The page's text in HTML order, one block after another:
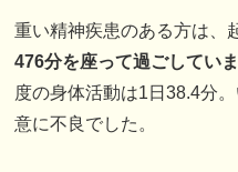
重い精神疾患のある方は、
476分を座って過ごしてい
度の身体活動は1日38.4分
意に不良でした。